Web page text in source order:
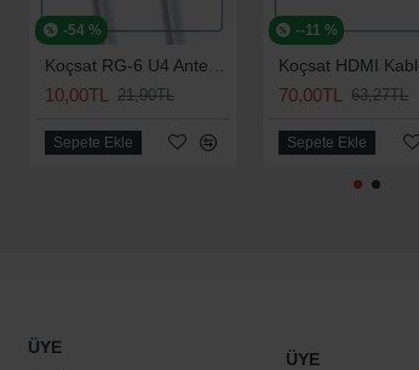
-60 %
Koçsat Scart Scart Kablo 5 Metre
54,07TL 136,28TL
Sepete Ekle
-24 %
65,00TL 85,18TL
Sepete Ekle
-54 %
Koçsat RG-6 U4 Anten Kablosu
10,00TL 21,90TL
Sepete Ekle
--11 %
70,00TL 63,27TL
Sepete Ekle
ÜYE
ÜYE